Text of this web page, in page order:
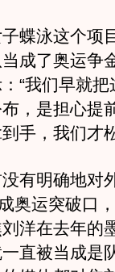
蝶泳这个项
成了奥运争
“我们早就
，是担心提
手，我们才
明确地对
奥运突破口
洋在去年的
直被当成是